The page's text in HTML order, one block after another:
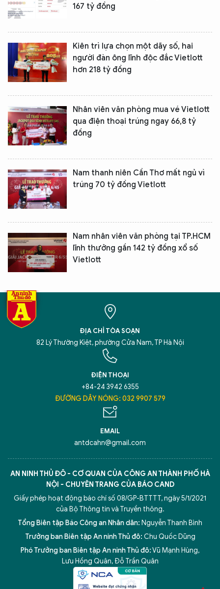
167 tỷ đồng
Kiên trì lựa chọn một dãy số, hai
người đàn ông lĩnh độc đắc Vietlott
hơn 218 tỷ đồng
Nhân viên văn phòng mua vé Vietlott
qua điện thoại trúng ngay 66,8 tỷ
đồng
Nam thanh niên Cần Thơ mất ngủ vì
trúng 70 tỷ đồng Vietlott
Nam nhân viên văn phòng tại TP.HCM
lĩnh thưởng gần 142 tỷ đồng xổ số
Vietlott
ĐỊA CHỈ TÒA SOẠN
82 Lý Thường Kiệt, phường Cửa Nam, TP Hà Nội
ĐIỆN THOẠI
+84-24 3942 6355
ĐƯỜNG DÂY NÓNG: 032 9907 579
EMAIL
antdcahn@gmail.com
AN NINH THỦ ĐÔ - CƠ QUAN CỦA CÔNG AN THÀNH PHỐ HÀ
NỘI - CHUYÊN TRANG CỦA BÁO CAND
Giấy phép hoạt động báo chí số 08/GP-BTTTT, ngày 5/1/2021
của Bộ Thông tin và Truyền thông.
Tổng Biên tập Báo Công an Nhân dân: Nguyễn Thanh Bình
Trưởng ban Biên tập An ninh Thủ đô: Chu Quốc Dũng
Phó Trưởng ban Biên tập An ninh Thủ đô:Vũ Mạnh Hùng,
Lưu Hồng Quân, Đỗ Trần Quân
5 điểm nghẽn của Hà Nội giải pháp xử lý điểm nghẽn của